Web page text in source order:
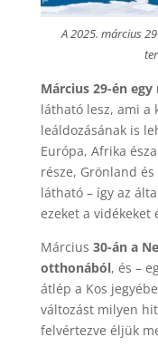
A 2025. március
Március 29-én
látható lesz, ami a
leáldozásának is
Európa, Afrika
része, Grönland
látható – így az
ezeket a
Március 30-án a
otthonából, és –
átlép a Kos
változást milyen
felvértezve éljük